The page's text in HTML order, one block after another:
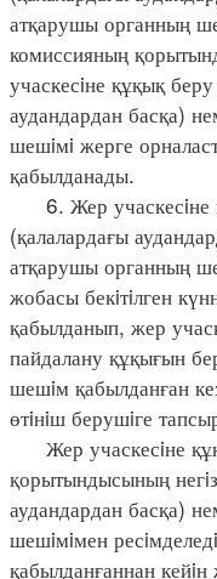
атқарушы органның
комиссияның
учаскесiне құқық
аудандардан басқа)
шешiмi жерге
қабылданады.
6. Жер учаскесiне
(қалалардағы
атқарушы органның
жобасы бекiтiлген
қабылданып, жер
пайдалану құқығын
шешiм қабылданған
өтiнiш берушiге
Жер учаскесiне
қорытындысының
аудандардан басқа)
шешiмiмен
қабылданғаннан